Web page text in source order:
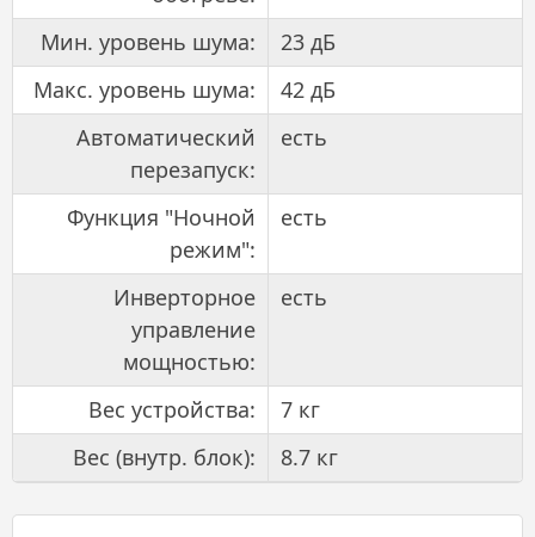
Мин. уровень шума:
23 дБ
Макс. уровень шума:
42 дБ
Автоматический
перезапуск:
есть
Функция "Ночной
режим":
есть
Инверторное
управление
мощностью:
есть
Вес устройства:
7 кг
Вес (внутр. блок):
8.7 кг